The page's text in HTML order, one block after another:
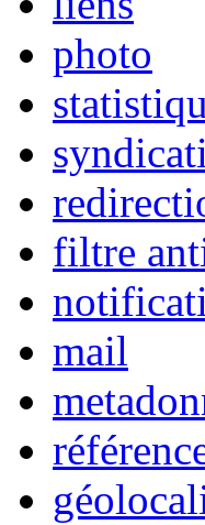
photo
filtre
mail